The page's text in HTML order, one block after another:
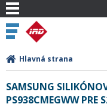
Hlavná strana
SAMSUNG
PS938CMEGWW PRE